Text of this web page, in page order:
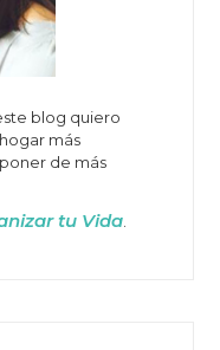
blog quiero
más
de más
tu Vida